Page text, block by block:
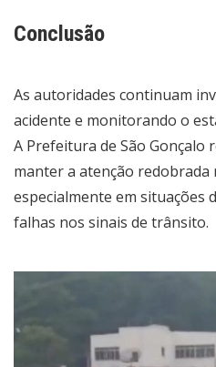
Conclusão
As autoridades continuam
acidente e monitorando o
A Prefeitura de São Gonçalo
manter a atenção
especialmente em situações
falhas nos sinais de trânsito.